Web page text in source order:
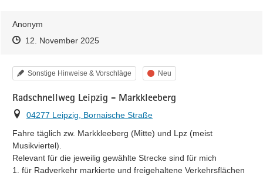
Anonym
Zeitpunkt des Erstellens
Zeitpunkt des Erstellens
12. November 2025Zur Äußerung
Kategorie
Sonstige Hinweise & Vorschläge Status
Neu
Radschnellweg Leipzig - Markkleeberg
Ort
04277 Leipzig, Bornaische Straße
Fahre täglich zw. Markkleeberg (Mitte) und Lpz (meist
Musikviertel).
Relevant für die jeweilig gewählte Strecke sind für mich
1. für Radverkehr markierte und freigehaltene Verkehrsflächen